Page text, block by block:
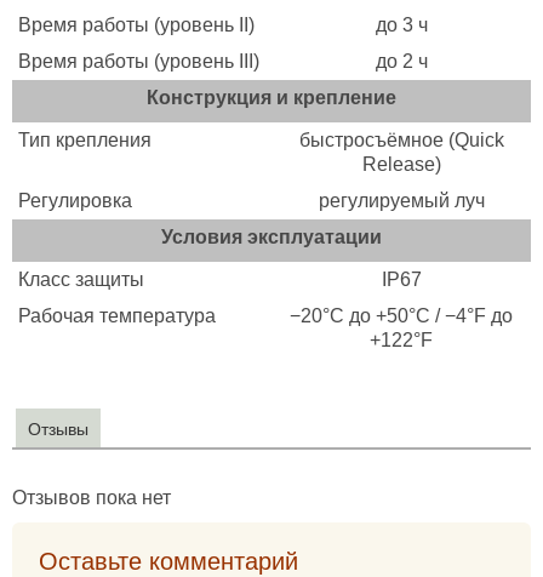
Время работы (уровень II)
до 3 ч
Время работы (уровень III)
до 2 ч
Конструкция и крепление
Тип крепления
быстросъёмное (Quick
Release)
Регулировка
регулируемый луч
Условия эксплуатации
Класс защиты
IP67
Рабочая температура
−20°C до +50°C / −4°F до
+122°F
Отзывы
Отзывов пока нет
Оставьте комментарий